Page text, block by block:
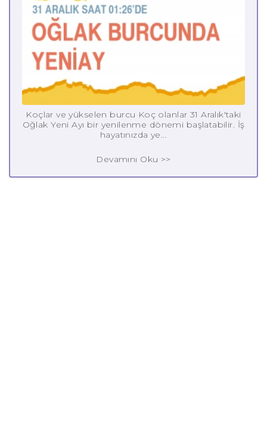
Koçlar ve yükselen burcu Koç olanlar 31 Aralık'taki
Oğlak Yeni Ayı bir yenilenme dönemi başlatabilir. İş
hayatınızda ye...
Devamını Oku >>